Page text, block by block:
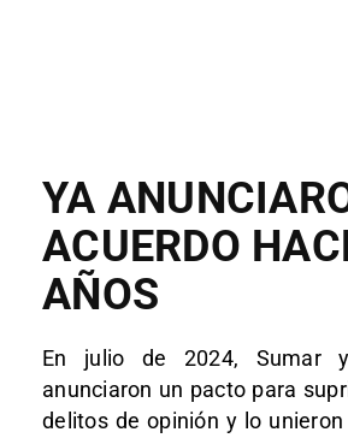
YA
ACUERDO
AÑOS
En julio de 2024, Sumar
anunciaron un pacto para
delitos de opinión y lo